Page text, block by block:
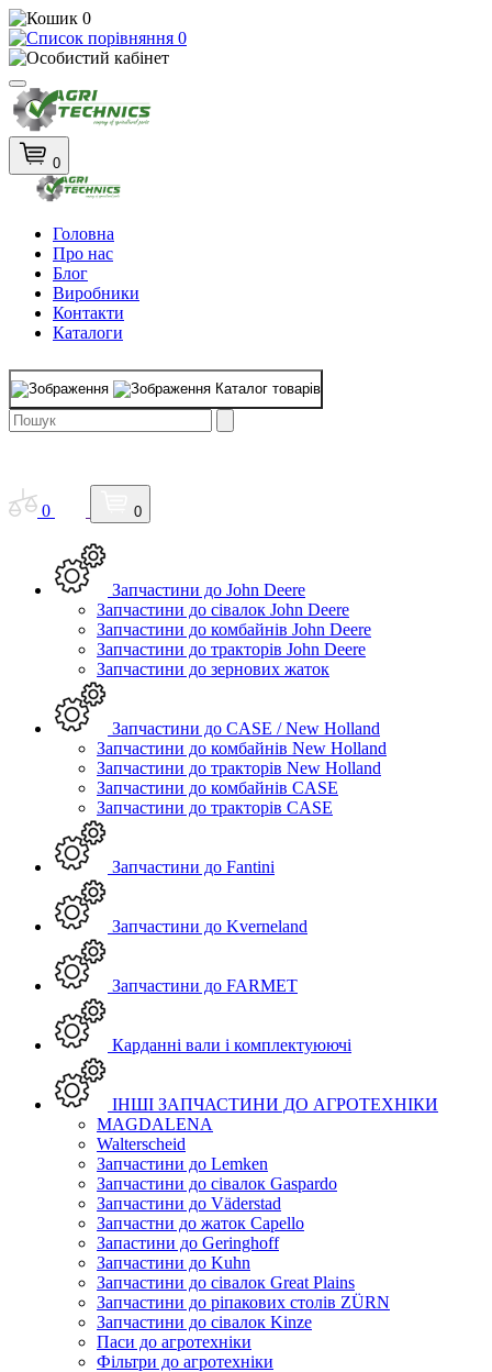
0
0
0
Головна
Про нас
Блог
Виробники
Контакти
Каталоги
Каталог товарів
0 0
Запчастини до John Deere
Запчастини до сівалок John Deere
Запчастини до комбайнів John Deere
Запчастини до тракторів John Deere
Запчастини до зернових жаток
Запчастини до CASE / New Holland
Запчастини до комбайнів New Holland
Запчастини до тракторів New Holland
Запчастини до комбайнів CASE
Запчастини до тракторів CASE
Запчастини до Fantini
Запчастини до Kverneland
Запчастини до FARMET
Карданні вали і комплектуюючі
ІНШІ ЗАПЧАСТИНИ ДО АГРОТЕХНІКИ
MAGDALENA
Walterscheid
Запчастини до Lemken
Запчастини до сівалок Gaspardo
Запчастини до Väderstad
Запчастни до жаток Capello
Запастини до Geringhoff
Запчастини до Kuhn
Запчастини до сівалок Great Plains
Запчастини до ріпакових столів ZÜRN
Запчастини до сівалок Kinze
Паси до агротехніки
Фільтри до агротехніки